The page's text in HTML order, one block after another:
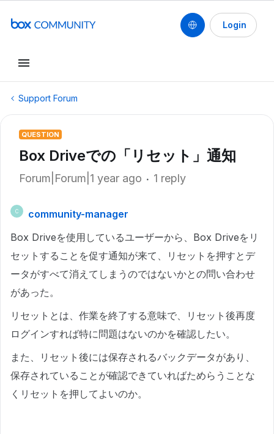
Login
Support Forum
QUESTION
Box Driveでの「リセット」通知
Forum|Forum|1 year ago 1 reply
C
community-manager
Box Driveを使用しているユーザーから、Box Driveをリ
セットすることを促す通知が来て、リセットを押すとデ
ータがすべて消えてしまうのではないかとの問い合わせ
があった。
リセットとは、作業を終了する意味で、リセット後再度
ログインすれば特に問題はないのかを確認したい。
また、リセット後には保存されるバックデータがあり、
保存されていることが確認できていればためらうことな
くリセットを押してよいのか。